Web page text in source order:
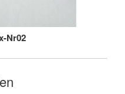
Nr02